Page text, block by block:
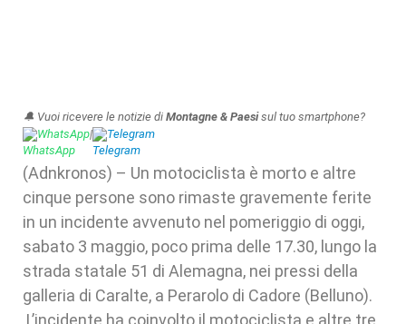
🔔 Vuoi ricevere le notizie di Montagne & Paesisul tuo smartphone?
WhatsApp| Telegram
(Adnkronos) – Un motociclista è morto e altre
cinque persone sono rimaste gravemente ferite
in un incidente avvenuto nel pomeriggio di oggi,
sabato 3 maggio, poco prima delle 17.30, lungo la
strada statale 51 di Alemagna, nei pressi della
galleria di Caralte, a Perarolo di Cadore (Belluno).
L’incidente ha coinvolto il motociclista e altre tre